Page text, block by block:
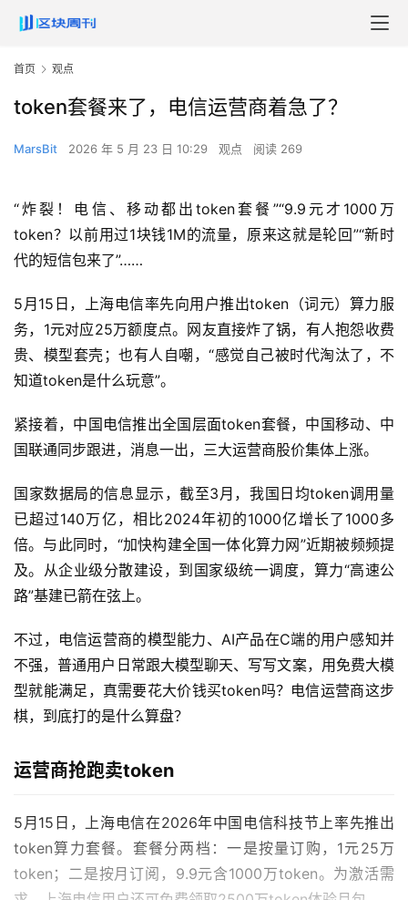
首页 观点
token套餐来了，电信运营商着急了？
MarsBit 2026 年 5 月 23 日 10:29 观点 阅读 269
“炸裂！电信、移动都出token套餐”“9.9元才1000万
token？以前用过1块钱1M的流量，原来这就是轮回”“新时
代的短信包来了”……
5月15日，上海电信率先向用户推出token（词元）算力服
务，1元对应25万额度点。网友直接炸了锅，有人抱怨收费
贵、模型套壳；也有人自嘲，“感觉自己被时代淘汰了，不
知道token是什么玩意”。
紧接着，中国电信推出全国层面token套餐，中国移动、中
国联通同步跟进，消息一出，三大运营商股价集体上涨。
国家数据局的信息显示，截至3月，我国日均token调用量
已超过140万亿，相比2024年初的1000亿增长了1000多
倍。与此同时，“加快构建全国一体化算力网”近期被频频提
及。从企业级分散建设，到国家级统一调度，算力“高速公
路”基建已箭在弦上。
不过，电信运营商的模型能力、AI产品在C端的用户感知并
不强，普通用户日常跟大模型聊天、写写文案，用免费大模
型就能满足，真需要花大价钱买token吗？电信运营商这步
棋，到底打的是什么算盘？
运营商抢跑卖token
5月15日，上海电信在2026年中国电信科技节上率先推出
token算力套餐。套餐分两档：一是按量订购，1元25万
token；二是按月订阅，9.9元含1000万token。为激活需